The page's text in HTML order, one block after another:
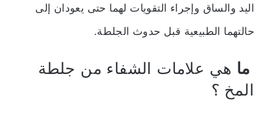
اليد والساق وإجراء التقويات لهما حتى يعودان إلى
حالتهما الطبيعية قبل حدوث الجلطة.
ما هي علامات الشفاء من جلطة
المخ ؟